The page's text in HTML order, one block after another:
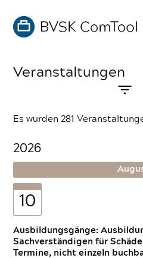
Veranstaltungen
Es wurden 281
2026
10
Ausbildungsgänge:
Sachverständigen für
Termine, nicht einzeln